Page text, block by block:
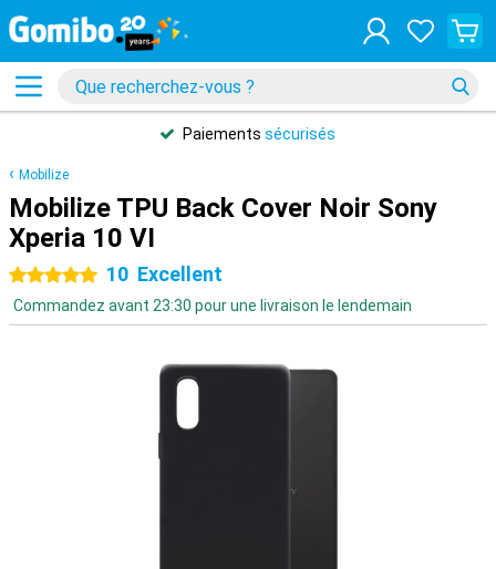
Paiements sécurisés
Mobilize
Mobilize TPU Back Cover Noir Sony
Xperia 10 VI
5 étoiles10 Excellent
Commandez avant 23:30 pour une livraison le lendemain